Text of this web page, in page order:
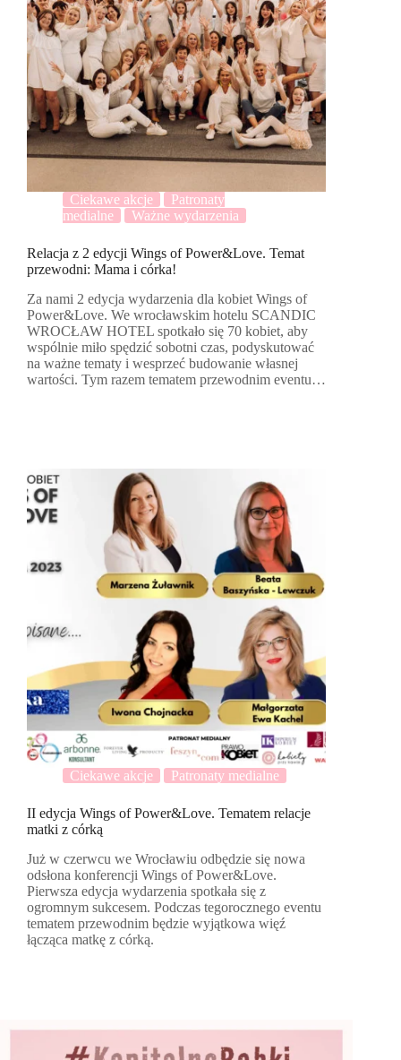
Ciekawe akcje
Patronaty
medialne
Ważne wydarzenia
Relacja z 2 edycji Wings of Power&Love. Temat
przewodni: Mama i córka!
Za nami 2 edycja wydarzenia dla kobiet Wings of
Power&Love. We wrocławskim hotelu SCANDIC
WROCŁAW HOTEL spotkało się 70 kobiet, aby
wspólnie miło spędzić sobotni czas, podyskutować
na ważne tematy i wesprzeć budowanie własnej
wartości. Tym razem tematem przewodnim eventu…
Ciekawe akcje Patronaty medialne
II edycja Wings of Power&Love. Tematem relacje
matki z córką
Już w czerwcu we Wrocławiu odbędzie się nowa
odsłona konferencji Wings of Power&Love.
Pierwsza edycja wydarzenia spotkała się z
ogromnym sukcesem. Podczas tegorocznego eventu
tematem przewodnim będzie wyjątkowa więź
łącząca matkę z córką.